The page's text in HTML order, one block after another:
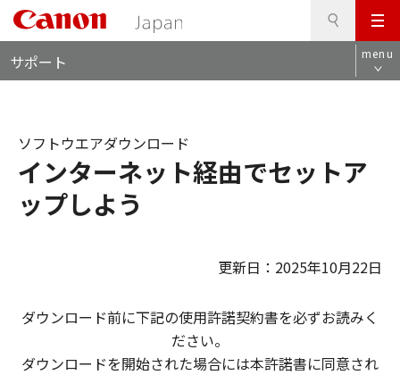
メ
ニ
ュ
サポート menu
インターネット経由でセットア
ップしよう
ソフトウエアダウンロード
更新日：2025年10月22日
ダウンロード前に下記の使用許諾契約書を必ずお読みく
ださい。
ダウンロードを開始された場合には本許諾書に同意され